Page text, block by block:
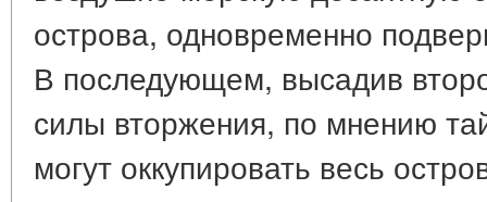
острова, одновременно
В последующем, высадив
силы вторжения, по мнению
могут оккупировать весь